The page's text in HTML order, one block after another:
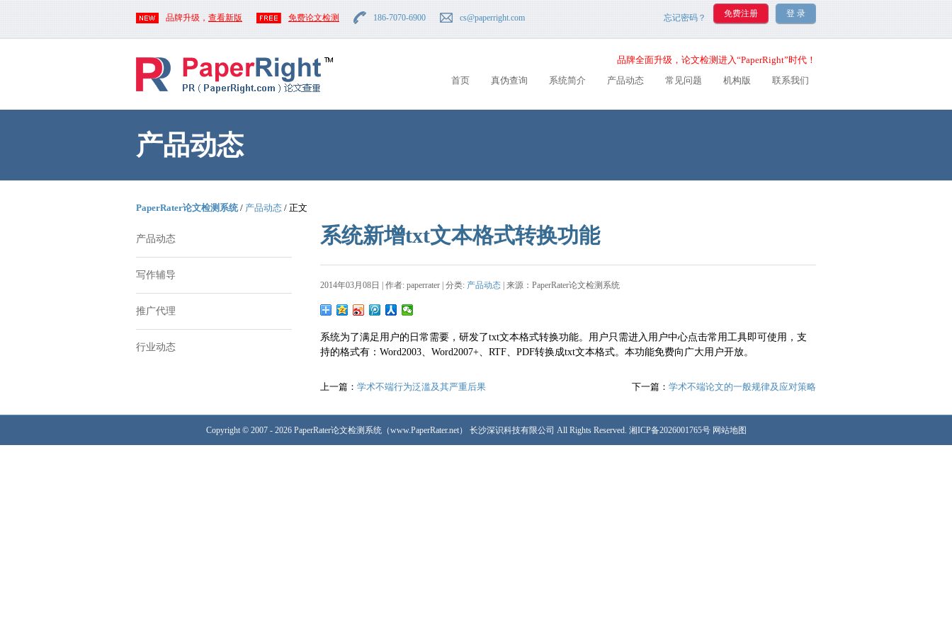
品牌升级， 查看新版 免费论文检测 186-7070-6900 cs@paperright.com 忘记密码？
品牌全面升级，论文检测进入“PaperRight”时代！
首页
真伪查询 系统简介 产品动态 常见问题 机构版 联系我们
产品动态
PaperRater论文检测系统/ 产品动态 / 正文
产品动态
写作辅导
推广代理
行业动态
系统新增txt文本格式转换功能
2014年03月08日 | 作者: paperrater | 分类: 产品动态 | 来源：PaperRater论文检测系统
系统为了满足用户的日常需要，研发了txt文本格式转换功能。用户只需进入用户中心点击常用工具即可使用，支
持的格式有：Word2003、Word2007+、RTF、PDF转换成txt文本格式。本功能免费向广大用户开放。
上一篇： 学术不端行为泛滥及其严重后果 下一篇： 学术不端论文的一般规律及应对策略
Copyright © 2007 - 2026 PaperRater论文检测系统（www.PaperRater.net） 长沙深识科技有限公司 All Rights Reserved. 湘ICP备2026001765号 网站地图